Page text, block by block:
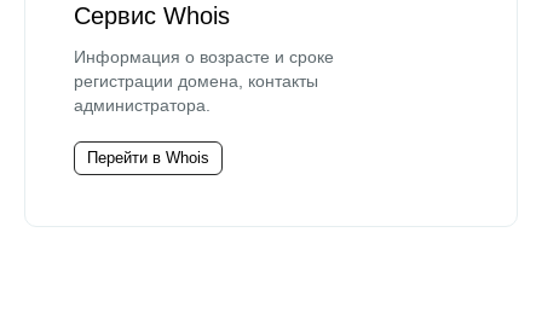
Сервис Whois
Информация о возрасте и сроке
регистрации домена, контакты
администратора.
Перейти в Whois